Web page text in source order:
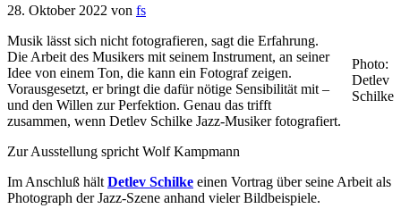
28. Oktober 2022 von fs
Photo:
Detlev
Schilke
Musik lässt sich nicht fotografieren, sagt die Erfahrung.
Die Arbeit des Musikers mit seinem Instrument, an seiner
Idee von einem Ton, die kann ein Fotograf zeigen.
Vorausgesetzt, er bringt die dafür nötige Sensibilität mit –
und den Willen zur Perfektion. Genau das trifft
zusammen, wenn Detlev Schilke Jazz-Musiker fotografiert.
Zur Ausstellung spricht Wolf Kampmann
Im Anschluß hält Detlev Schilke einen Vortrag über seine Arbeit als
Photograph der Jazz-Szene anhand vieler Bildbeispiele.